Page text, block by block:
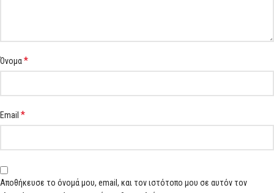
Όνομα*
Email *
Αποθήκευσε το όνομά μου, email, και τον ιστότοπο μου σε αυτόν τον